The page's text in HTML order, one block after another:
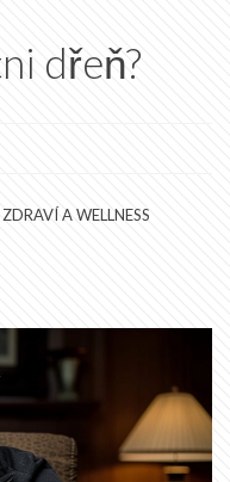
dřeň?
ZDRAVÍ A WELLNESS